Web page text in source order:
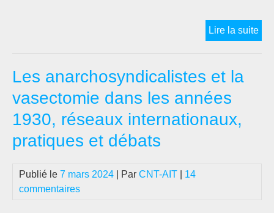
Lire la suiteLa
Les anarchosyndicalistes et la
vasectomie dans les années
1930, réseaux internationaux,
pratiques et débats
Publié le 7 mars 2024 | Par CNT-AIT
14
commentaires